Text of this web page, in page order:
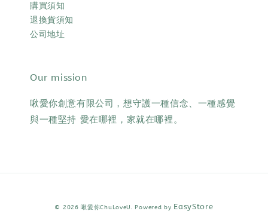
購買須知
退換貨須知
公司地址
Our mission
啾愛你創意有限公司，想守護一種信念、一種感覺
與一種堅持 愛在哪裡，家就在哪裡。
© 2026 啾愛你ChuLoveU. Powered by EasyStore